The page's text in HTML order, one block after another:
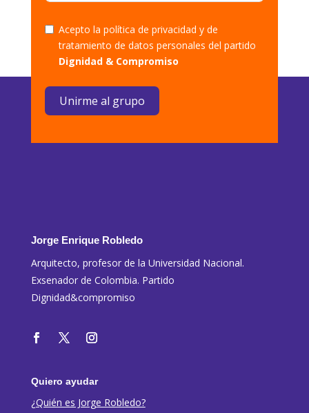
Acepto la política de privacidad y de
tratamiento de datos personales del partido
Dignidad & Compromiso
Unirme al grupo
Jorge Enrique Robledo
Arquitecto, profesor de la Universidad Nacional.
Exsenador de Colombia. Partido
Dignidad&compromiso
Quiero ayudar
¿Quién es Jorge Robledo?